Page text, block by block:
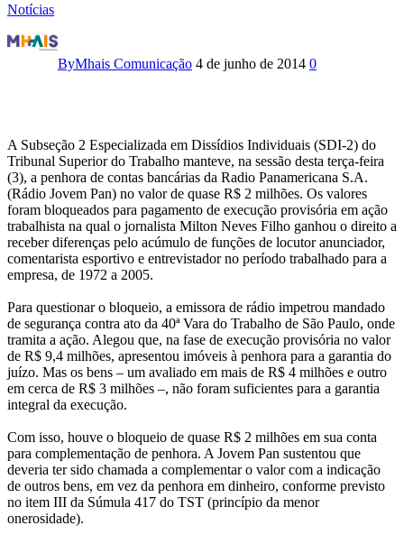
Notícias
TST
mantém
em
conta
da
Jovem
Pan
para
pagar
dívida
milionária
a
Milton
Neves
ByMhais Comunicação 4 de junho de 2014 0
A Subseção 2 Especializada em Dissídios Individuais (SDI-2) do
Tribunal Superior do Trabalho manteve, na sessão desta terça-feira
(3), a penhora de contas bancárias da Radio Panamericana S.A.
(Rádio Jovem Pan) no valor de quase R$ 2 milhões. Os valores
foram bloqueados para pagamento de execução provisória em ação
trabalhista na qual o jornalista Milton Neves Filho ganhou o direito a
receber diferenças pelo acúmulo de funções de locutor anunciador,
comentarista esportivo e entrevistador no período trabalhado para a
empresa, de 1972 a 2005.
Para questionar o bloqueio, a emissora de rádio impetrou mandado
de segurança contra ato da 40ª Vara do Trabalho de São Paulo, onde
tramita a ação. Alegou que, na fase de execução provisória no valor
de R$ 9,4 milhões, apresentou imóveis à penhora para a garantia do
juízo. Mas os bens – um avaliado em mais de R$ 4 milhões e outro
em cerca de R$ 3 milhões –, não foram suficientes para a garantia
integral da execução.
Com isso, houve o bloqueio de quase R$ 2 milhões em sua conta
para complementação de penhora. A Jovem Pan sustentou que
deveria ter sido chamada a complementar o valor com a indicação
de outros bens, em vez da penhora em dinheiro, conforme previsto
no item III da Súmula 417 do TST (princípio da menor
onerosidade).